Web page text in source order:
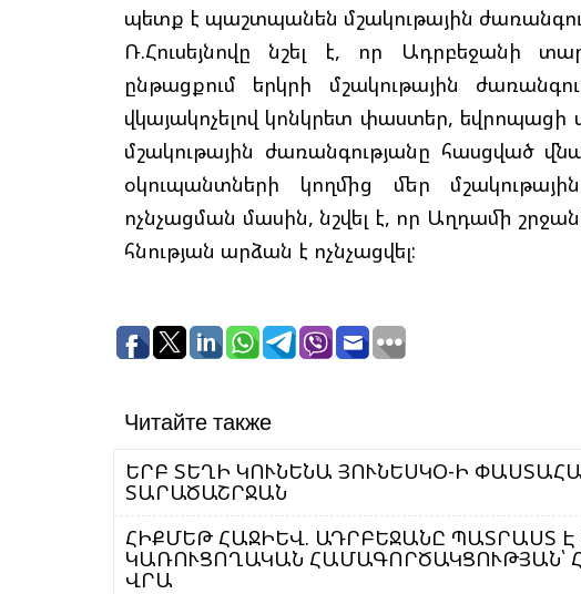
պետք է պաշտպանեն մշակութային
Ռ.Հուսեյնովը նշել է, որ Ադրբեջանի
ընթացքում երկրի մշակութային
վկայակոչելով կոնկրետ փաստեր,
մշակութային ժառանգությանը հասցված
օկուպանտների կողմից մեր
ոչնչացման մասին, նշվել է, որ Աղդամի
հնության արձան է ոչնչացվել:
Читайте также
ԵՐԲ ՏԵՂԻ ԿՈՒՆԵՆԱ ՅՈՒՆԵՍԿՕ-Ի
ՏԱՐԱԾԱՇՐՋԱՆ
ՀԻՔՄԵԹ ՀԱՋԻԵՎ. ԱԴՐԲԵՋԱՆԸ ՊԱՏՐԱՍՏ
ԿԱՌՈՒՑՈՂԱԿԱՆ
ՎՐԱ